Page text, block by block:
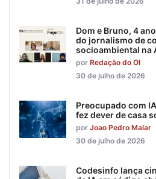
Dom e Bruno, 4
do jornalismo de
socioambiental na
por Redação do OI
30 de julho de 2026
Preocupado com
fez dever de casa
por Joao Pedro Malar
30 de julho de 2026
Codesinfo lança